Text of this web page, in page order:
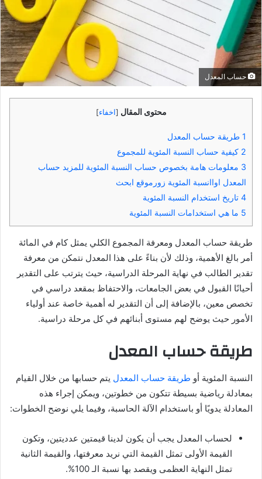
حساب المعدل
محتوى المقال [اخفاء]
1 طريقة حساب المعدل
2 كيفية حساب النسبة المئوية للمجموع
3 معلومات هامة بخصوص حساب النسبة المئوية للمزيد حساب
المعدل اواانسبة المئوية زورموقع ابحث
4 تاريخ استخدام النسبة المئوية
5 ما هي استخدامات النسبة المئوية
طريقة حساب المعدل ومعرفة المجموع الكلي يمثل كام في المائة
أمر بالغ الأهمية، وذلك لأن بناءً على هذا المعدل نتمكن من معرفة
تقدير الطالب في نهاية المرحلة الدراسية، حيث يترتب على التقدير
أحيانًا القبول في بعض الجامعات، والاحتفاظ بمقعد دراسي في
تخصص معين، بالإضافة إلى أن التقدير له أهمية خاصة عند أولياء
الأمور حيث يوضح لهم مستوى أبنائهم في كل مرحلة دراسية.
طريقة حساب المعدل
النسبة المئوية أو طريقة حساب المعدل يتم حسابها من خلال القيام
بمعادلة رياضية بسيطة تتكون من خطوتين، ويمكن إجراء هذه
المعادلة يدويًا أو باستخدام الآلة الحاسبة، وفيما يلي نوضح الخطوات:
لحساب المعدل يجب أن يكون لدينا قيمتين عدديتين، وتكون
القيمة الأولى تمثل القيمة التي نريد معرفتها، والقيمة الثانية
تمثل النهاية العظمى ويقصد بها نسبة الـ 100%.